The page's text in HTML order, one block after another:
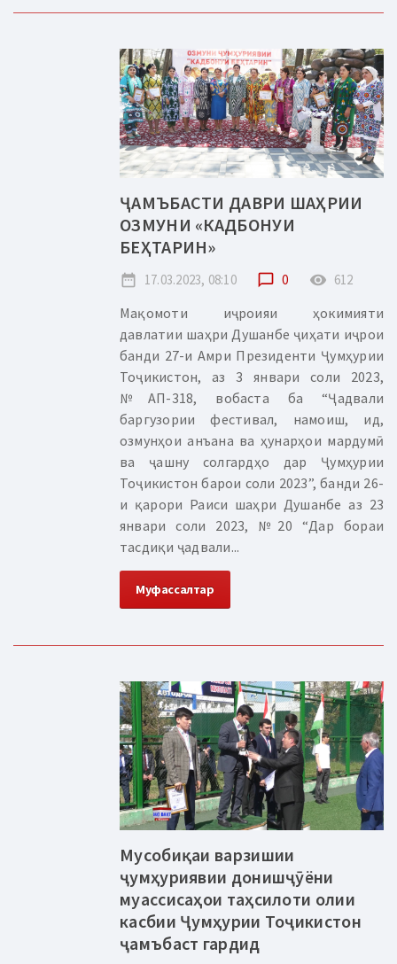
ҶАМЪБАСТИ ДАВРИ ШАҲРИИ
ОЗМУНИ «КАДБОНУИ
БЕҲТАРИН»
date_range 17.03.2023, 08:10 chat_bubble_outline 0 remove_red_eye 612
Мақомоти иҷроияи ҳокимияти
давлатии шаҳри Душанбе ҷиҳати иҷрои
банди 27-и Амри Президенти Ҷумҳурии
Тоҷикистон, аз 3 январи соли 2023,
№АП-318, вобаста ба “Ҷадвали
баргузории фестивал, намоиш, ид,
озмунҳои анъана ва ҳунарҳои мардумӣ
ва ҷашну солгардҳо дар Ҷумҳурии
Тоҷикистон барои соли 2023”, банди 26-
и қарори Раиси шаҳри Душанбе аз 23
январи соли 2023, №20 “Дар бораи
тасдиқи ҷадвали...
Муфассалтар
Мусобиқаи варзишии
ҷумҳуриявии донишҷӯёни
муассисаҳои таҳсилоти олии
касбии Ҷумҳурии Тоҷикистон
ҷамъбаст гардид